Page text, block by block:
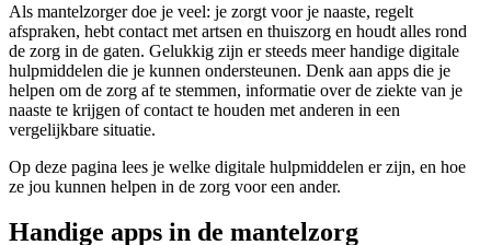
Als mantelzorger doe je veel: je zorgt voor je naaste, regelt
afspraken, hebt contact met artsen en thuiszorg en houdt alles rond
de zorg in de gaten. Gelukkig zijn er steeds meer handige digitale
hulpmiddelen die je kunnen ondersteunen. Denk aan apps die je
helpen om de zorg af te stemmen, informatie over de ziekte van je
naaste te krijgen of contact te houden met anderen in een
vergelijkbare situatie.
Op deze pagina lees je welke digitale hulpmiddelen er zijn, en hoe
ze jou kunnen helpen in de zorg voor een ander.
Handige apps in de mantelzorg